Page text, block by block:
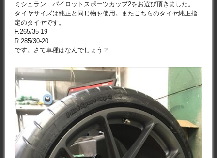
ミシュラン パイロットスポーツカップ2をお選び頂きました。
タイヤサイズは純正と同じ物を使用。またこちらのタイヤ純正指
定のタイヤです。
F.265/35-19
R.285/30-20
です。さて車種はなんでしょう？